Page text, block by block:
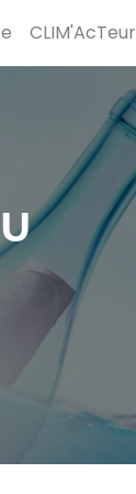
CLIM'AcTeur